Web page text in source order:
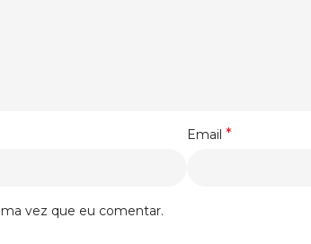
Email *
vez que eu comentar.